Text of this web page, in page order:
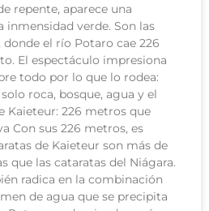
repente, aparece una
inmensidad verde. Son las
el río Potaro cae 226
El espectáculo impresiona
todo por lo que lo rodea:
roca, bosque, agua y el
Kaieteur: 226 metros que
Con sus 226 metros, es
de Kaieteur son más de
que las cataratas del Niágara.
radica en la combinación
de agua que se precipita